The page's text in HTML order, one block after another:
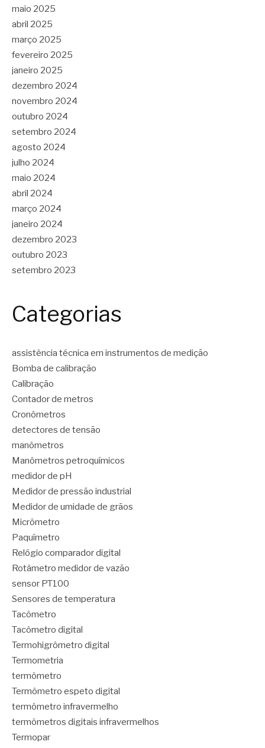
maio 2025
abril 2025
março 2025
fevereiro 2025
janeiro 2025
dezembro 2024
novembro 2024
outubro 2024
setembro 2024
agosto 2024
julho 2024
maio 2024
abril 2024
março 2024
janeiro 2024
dezembro 2023
outubro 2023
setembro 2023
Categorias
assistência técnica em instrumentos de medição
Bomba de calibração
Calibração
Contador de metros
Cronômetros
detectores de tensão
manômetros
Manômetros petroquímicos
medidor de pH
Medidor de pressão industrial
Medidor de umidade de grãos
Micrômetro
Paquímetro
Relógio comparador digital
Rotâmetro medidor de vazão
sensor PT100
Sensores de temperatura
Tacômetro
Tacômetro digital
Termohigrômetro digital
Termometria
termômetro
Termômetro espeto digital
termômetro infravermelho
termômetros digitais infravermelhos
Termopar